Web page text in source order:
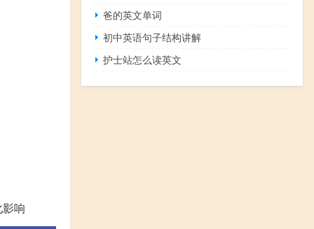
响
爸的英文单词
初中英语句子结构讲解
护士站怎么读英文